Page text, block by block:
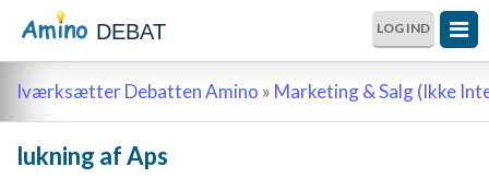
DEBAT LOG IND
Iværksætter Debatten Amino » Marketing & Salg (Ikke
lukning af Aps